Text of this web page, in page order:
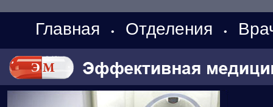
Главная • Отделения •